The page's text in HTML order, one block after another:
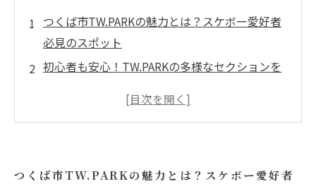
つくば市TW.PARKの魅力とは？スケボー愛好者
必見のスポット
初心者も安心！TW.PARKの多様なセクションを
地元スケーターと共に技術向上を目指す楽しみ
を楽しもう
つくば市TW.PARKの魅力とは？スケボー愛好者